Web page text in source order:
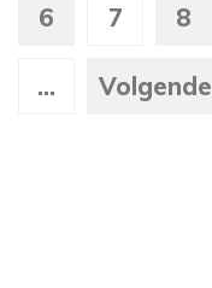
6 7 8
... Volgende